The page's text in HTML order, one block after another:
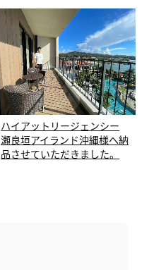
ハイアットリージェンシー
瀬良垣アイランド沖縄様へ納
品させていただきました。